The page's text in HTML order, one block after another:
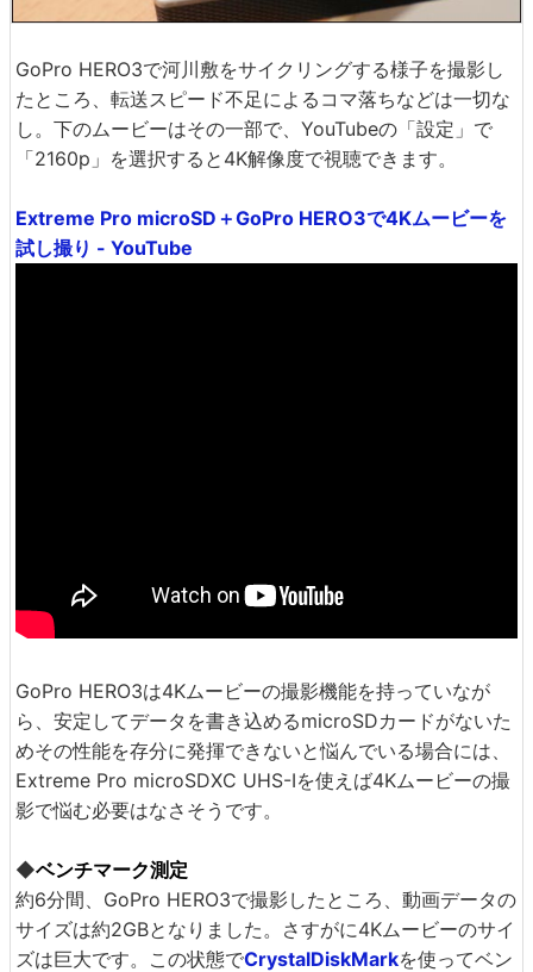
GoPro HERO3で河川敷をサイクリングする様子を撮影し
たところ、転送スピード不足によるコマ落ちなどは一切な
し。下のムービーはその一部で、YouTubeの「設定」で
「2160p」を選択すると4K解像度で視聴できます。
Extreme Pro microSD＋GoPro HERO3で4Kムービーを
試し撮り - YouTube
GoPro HERO3は4Kムービーの撮影機能を持っていなが
ら、安定してデータを書き込めるmicroSDカードがないた
めその性能を存分に発揮できないと悩んでいる場合には、
Extreme Pro microSDXC UHS-Iを使えば4Kムービーの撮
影で悩む必要はなさそうです。
◆ベンチマーク測定
約6分間、GoPro HERO3で撮影したところ、動画データの
サイズは約2GBとなりました。さすがに4Kムービーのサイ
ズは巨大です。この状態でCrystalDiskMarkを使ってベン